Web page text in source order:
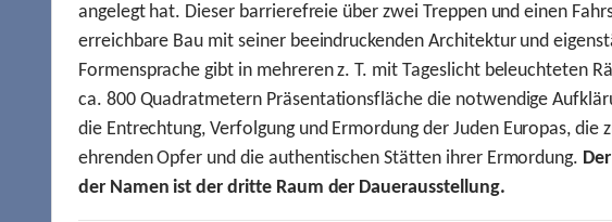
angelegt hat. Dieser barrierefreie über zwei Treppen und einen
erreichbare Bau mit seiner beeindruckenden Architektur und
Formensprache gibt in mehreren z. T. mit Tageslicht beleuchteten
ca. 800 Quadratmetern Präsentationsfläche die notwendige
die Entrechtung, Verfolgung und Ermordung der Juden Europas, die
ehrenden Opfer und die authentischen Stätten ihrer Ermordung.
der Namen ist der dritte Raum der Dauerausstellung.